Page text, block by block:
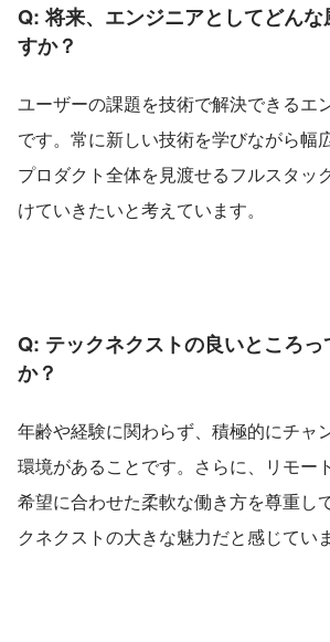
Q: 将来、エンジニアとしてどん
すか？
ユーザーの課題を技術で解決できるエ
です。常に新しい技術を学びながら幅
プロダクト全体を見渡せるフルスタッ
けていきたいと考えています。
Q: テックネクストの良いところっ
か？
年齢や経験に関わらず、積極的にチャ
環境があることです。さらに、リモー
希望に合わせた柔軟な働き方を尊重し
クネクストの大きな魅力だと感じていま